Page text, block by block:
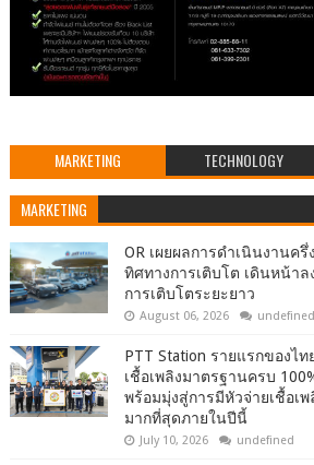
MARKETING TECHNOLOGY
MARKETING
OR เผยผลการดำเนินงานค
ทิศทางการเติบโต เดินหน้า
การเติบโตระยะยาว
August 06, 2026 undefined
PTT Station รายแรกของ
เชื้อเพลิงมาตรฐานครบ
พร้อมมุ่งสู่การมีหัวจ่ายเชื้อเ
มากที่สุดภายในปีนี้
July 10, 2026 undefined